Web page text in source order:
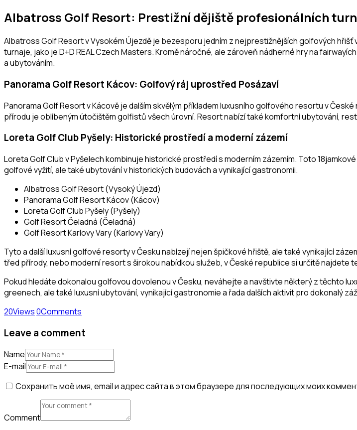
Albatross Golf Resort: Prestižní dějiště profesionálních
Albatross Golf Resort v Vysokém Újezdě je bezesporu jedním z nejprestižnějších golfových
turnaje, jako je D+D REAL Czech Masters. Kromě náročné, ale zároveň nádherné hry na
a ubytováním.
Panorama Golf Resort Kácov: Golfový ráj uprostřed Posázaví
Panorama Golf Resort v Kácově je dalším skvělým příkladem luxusního golfového resortu v
přírodu je oblíbeným útočištěm golfistů všech úrovní. Resort nabízí také komfortní ubytování,
Loreta Golf Club Pyšely: Historické prostředí a moderní zázemí
Loreta Golf Club v Pyšelech kombinuje historické prostředí s moderním zázemím. Toto
golfové vyžití, ale také ubytování v historických budovách a vynikající gastronomii.
Albatross Golf Resort (Vysoký Újezd)
Panorama Golf Resort Kácov (Kácov)
Loreta Golf Club Pyšely (Pyšely)
Golf Resort Čeladná (Čeladná)
Golf Resort Karlovy Vary (Karlovy Vary)
Tyto a další luxusní golfové resorty v Česku nabízejí nejen špičkové hřiště, ale také vynikající
třed přírody, nebo moderní resort s širokou nabídkou služeb, v České republice si určitě najdete
Pokud hledáte dokonalou golfovou dovolenou v Česku, neváhejte a navštivte některý z těchto
greenech, ale také luxusní ubytování, vynikající gastronomie a řada dalších aktivit pro dokonalý
20Views0Comments
Leave a comment
Name
E-mail
Сохранить моё имя, email и адрес сайта в этом браузере для последующих моих
Comment